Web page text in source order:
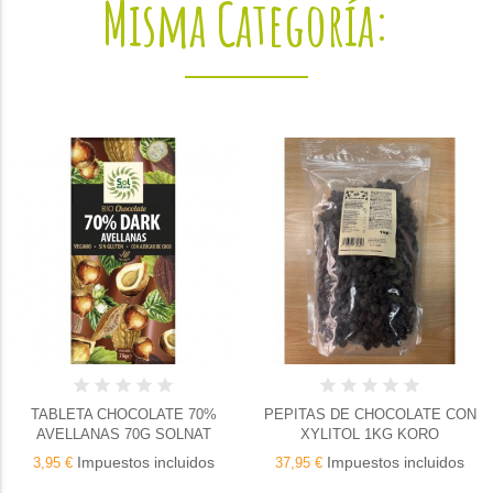
Misma Categoría:
70%
70G SOLNAT
incluidos
PEPITAS DE CHOCOLATE CON
XYLITOL 1KG KORO
37,95 €Impuestos incluidos
TABLETA